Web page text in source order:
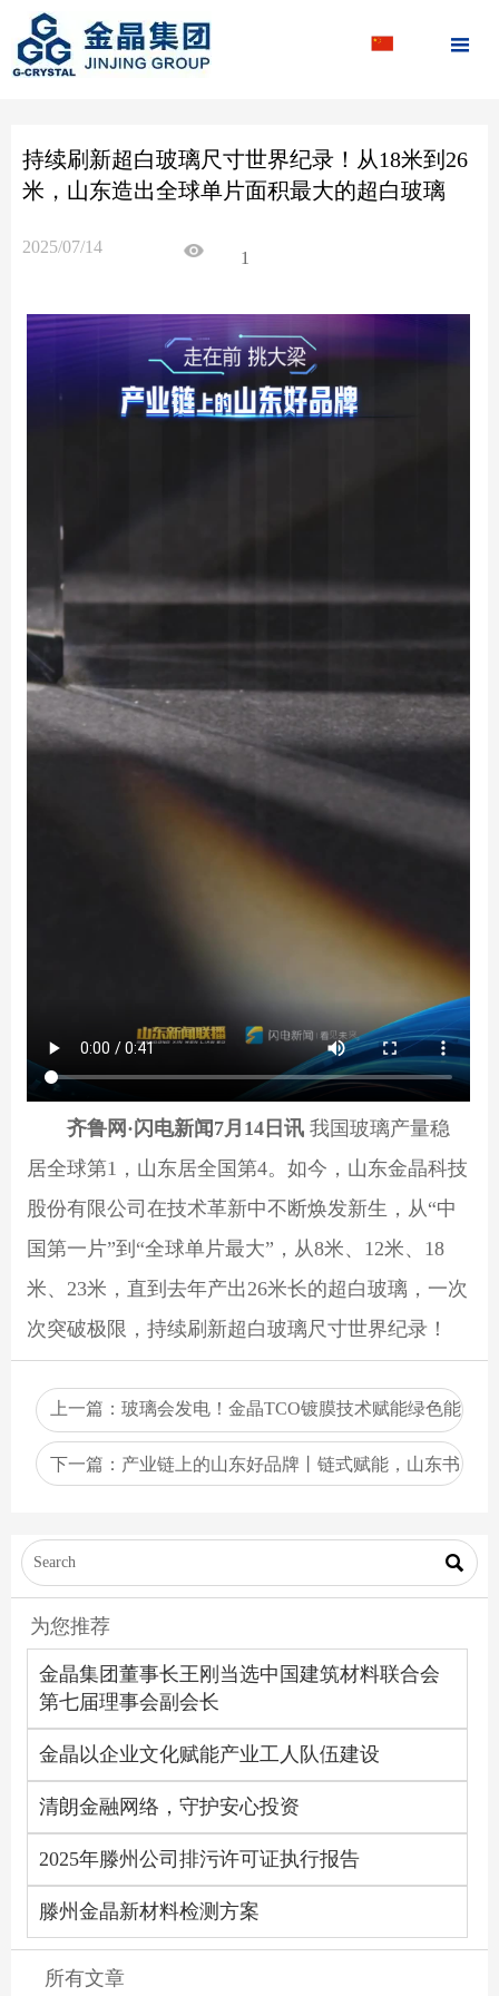

持续刷新超白玻璃尺寸世界纪录！从18米到26
米，山东造出全球单片面积最大的超白玻璃
2025/07/14
1
齐鲁网·闪电新闻7月14日讯 我国玻璃产量稳
居全球第1，山东居全国第4。如今，山东金晶科技
股份有限公司在技术革新中不断焕发新生，从“中
国第一片”到“全球单片最大”，从8米、12米、18
米、23米，直到去年产出26米长的超白玻璃，一次
次突破极限，持续刷新超白玻璃尺寸世界纪录！
上一篇：玻璃会发电！金晶TCO镀膜技术赋能绿色能
源 传统玻璃焕新生
下一篇： 产业链上的山东好品牌丨链式赋能，山东书

为您推荐
金晶集团董事长王刚当选中国建筑材料联合会
第七届理事会副会长
金晶以企业文化赋能产业工人队伍建设
清朗金融网络，守护安心投资
2025年滕州公司排污许可证执行报告
滕州金晶新材料检测方案
所有文章